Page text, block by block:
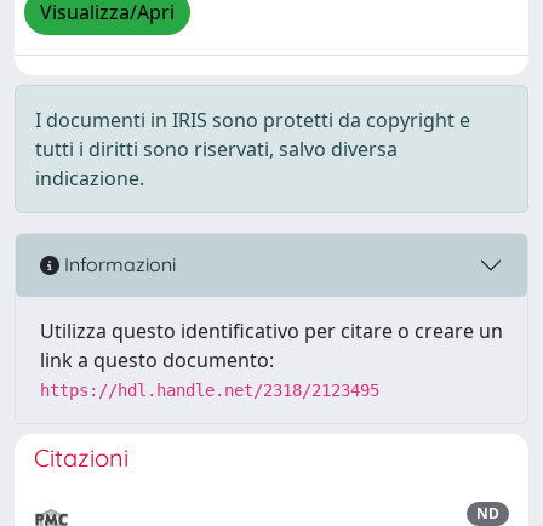
Visualizza/Apri
I documenti in IRIS sono protetti da copyright e
tutti i diritti sono riservati, salvo diversa
indicazione.
Informazioni
Utilizza questo identificativo per citare o creare un
link a questo documento:
https://hdl.handle.net/2318/2123495
Citazioni
ND